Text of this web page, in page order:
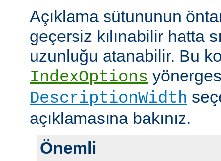
Açıklama sütununun
geçersiz kılınabilir hatta
uzunluğu atanabilir. Bu
IndexOptions
DescriptionWidth
açıklamasına bakınız.
Önemli